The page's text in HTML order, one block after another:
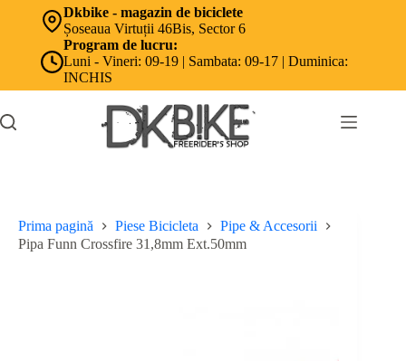
Dkbike - magazin de biciclete
Șoseaua Virtuții 46Bis, Sector 6
Program de lucru:
Luni - Vineri: 09-19 | Sambata: 09-17 | Duminica:
INCHIS
Prima pagină Piese Bicicleta
Pipe & Accesorii
Pipa Funn Crossfire 31,8mm Ext.50mm